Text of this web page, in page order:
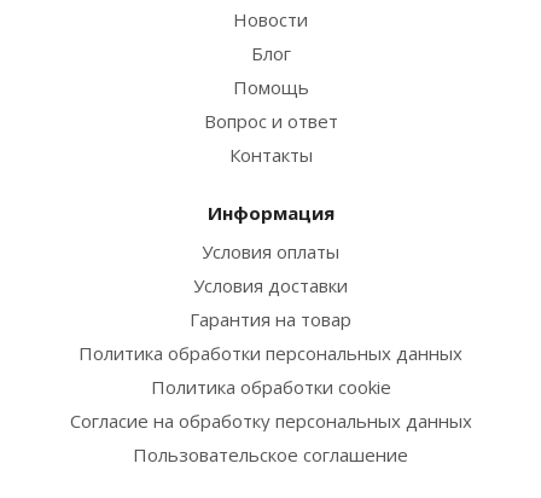
Новости
Блог
Помощь
Вопрос и ответ
Контакты
Информация
Условия оплаты
Условия доставки
Гарантия на товар
Политика обработки персональных данных
Политика обработки cookie
Согласие на обработку персональных данных
Пользовательское соглашение